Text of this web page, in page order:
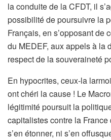
la conduite de la CFDT, il
possibilité de poursuivre la
Français, en s’opposant de
du MEDEF, aux appels à la
respect de la souveraineté
En hypocrites, ceux-la
ont chéri la cause ! Le
légitimité poursuit la
capitalistes contre la
s’en étonner, ni s’en